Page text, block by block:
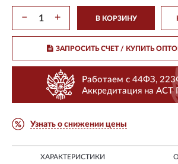
− + В КОРЗИНУ
ЗАПРОСИТЬ СЧЕТ / КУПИТЬ
Работаем с 44ФЗ,
Аккредитация на АСТ
Узнать о снижении цены
ХАРАКТЕРИСТИКИ